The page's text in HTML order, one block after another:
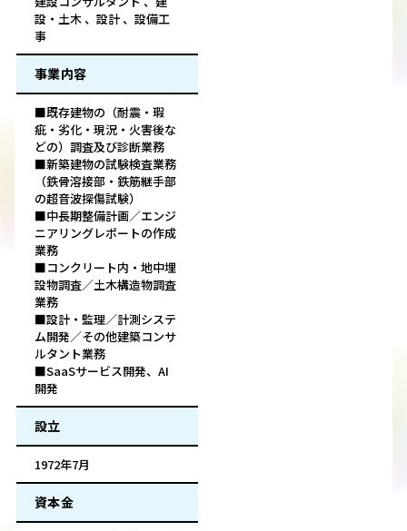
設・土木 、設計 、設備工
事
事業内容
■既存建物の（耐震・瑕
疵・劣化・現況・火害後な
どの）調査及び診断業務
■新築建物の試験検査業務
（鉄骨溶接部・鉄筋継手部
の超音波探傷試験）
■中長期整備計画／エンジ
ニアリングレポートの作成
業務
■コンクリート内・地中埋
設物調査／土木構造物調査
業務
■設計・監理／計測システ
ム開発／その他建築コンサ
ルタント業務
■SaaSサービス開発、AI
開発
設立
1972年7月
資本金